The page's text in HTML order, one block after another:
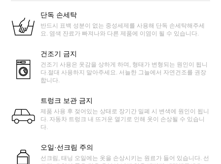
단독 손세탁
반드시 표백 성분이 없는 중성세제를 사용해 단독 손세탁해주세
요. 염색 잔료가 빠져나와 다른 제품에 이염이 될 수 있습니다.
건조기 금지
건조기 사용은 옷감을 상하게 하며, 형태가 변형되는 원인이 됩니
다.절대 사용하지 말아주세요. 서늘한 그늘에서 자연건조를 권장
합니다.
트렁크 보관 금지
제품 사용 후 젖어있는 상태로 장기간 밀폐 시 변색에 원인이 됩니
다. 자동차 트렁크 내 뜨거운 열기로 인해 옷이 손상될 수 있습니
다.
오일·선크림 주의
선크림, 태닝 오일에는 옷을 손상시키는 원료가 들어 있습니다. 선